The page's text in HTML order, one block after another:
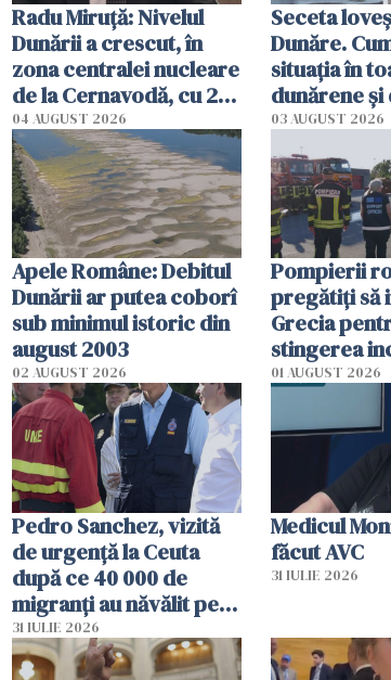
Radu Miruţă: Nivelul
Dunării a crescut, în
zona centralei nucleare
de la Cernavodă, cu 2
cm faţă de ziua trecută
04 AUGUST 2026
Seceta
Dunăre.
situația în
dunărene și
România
efectele,
în iulie
03 AUGUST 2026
Apele Române: Debitul
Dunării ar putea coborî
sub minimul istoric din
august 2003
02 AUGUST 2026
Pompierii
pregătiţi să
Grecia
stingerea
01 AUGUST 2026
Pedro Sanchez, vizită
de urgență la Ceuta
după ce 40 000 de
migranți au năvălit pe
teritoriul spaniol: „Vom
mobiliza toate
31 IULIE 2026
Medicul
făcut AVC
31 IULIE 2026